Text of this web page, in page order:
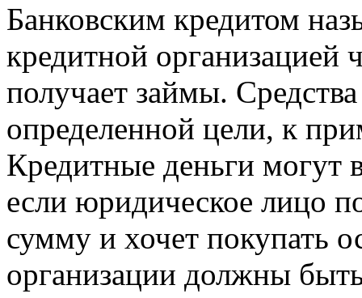
Банковским кредитом
кредитной организацией
получает займы.
определенной цели, к
Кредитные деньги могут
если юридическое лицо
сумму и хочет покупать
организации должны